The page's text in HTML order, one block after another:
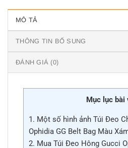
MÔ TẢ
THÔNG TIN BỔ SUNG
ĐÁNH GIÁ (0)
Mục lục bài
1. Một số hình ảnh Túi Đeo
Ophidia GG Belt Bag Màu
2. Mua Túi Đeo Hông Gucci